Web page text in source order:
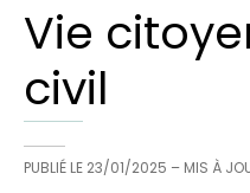
Vie
civil
PUBLIÉ LE 23/01/2025 – MIS À